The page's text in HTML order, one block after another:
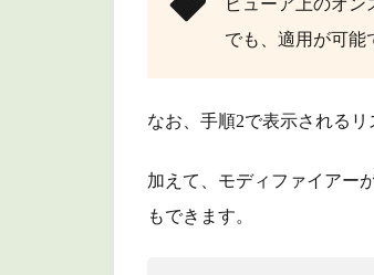
パ
ク
シ
テ
ビューア上のオ
でも、適用が可能
なお、手順2で表示される
加えて、モディファイアー
もできます。